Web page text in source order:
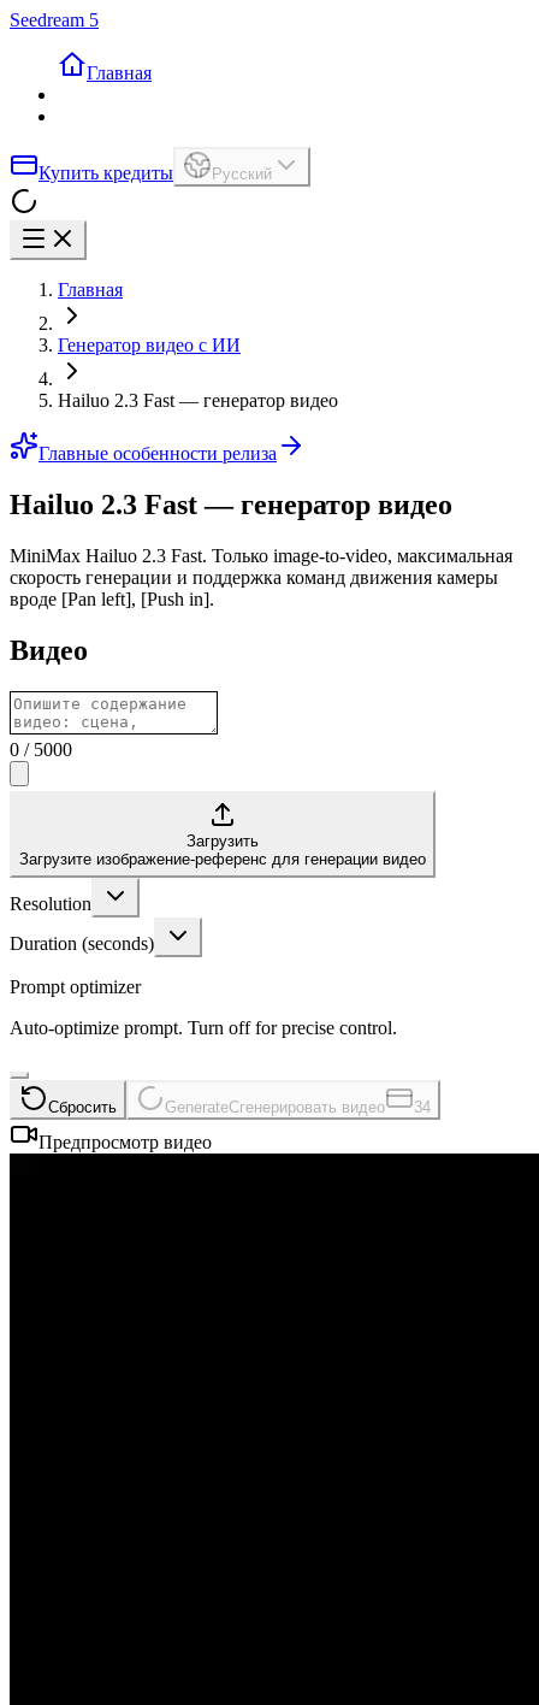
Seedream 5
Главная
Купить кредиты Русский
Главная
Генератор видео с ИИ
Hailuo 2.3 Fast — генератор видео
Главные особенности релиза
Hailuo 2.3 Fast — генератор видео
MiniMax Hailuo 2.3 Fast. Только image-to-video, максимальная
скорость генерации и поддержка команд движения камеры
вроде [Pan left], [Push in].
Видео
0 / 5000
Загрузить
Загрузите изображение-референс для генерации видео
Resolution
Duration (seconds)
Prompt optimizer
Auto-optimize prompt. Turn off for precise control.
Сбросить GenerateСгенерировать видео 34
Предпросмотр видео